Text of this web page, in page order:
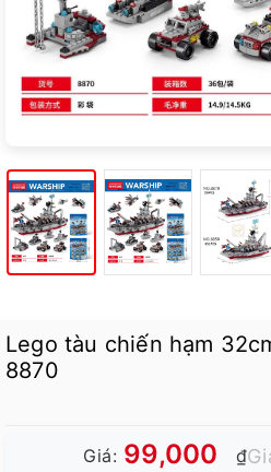
Lego tàu chiến hạm
8870
Giá: 99,000 ₫